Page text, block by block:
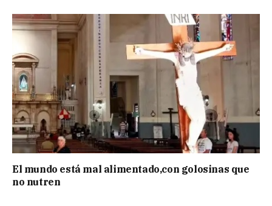
El mundo está mal alimentado,con golosinas que
no nutren